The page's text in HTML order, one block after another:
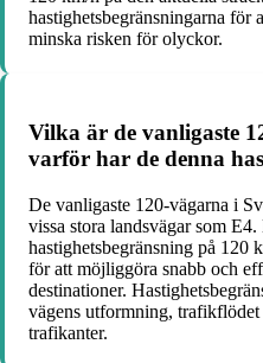
hastighetsbegränsningarna för
minska risken för olyckor.
Vilka är de vanligaste
varför har de denna
De vanligaste 120-vägarna i
vissa stora landsvägar som E4.
hastighetsbegränsning på 120
för att möjliggöra snabb och
destinationer.
vägens utformning, trafikflödet
trafikanter.